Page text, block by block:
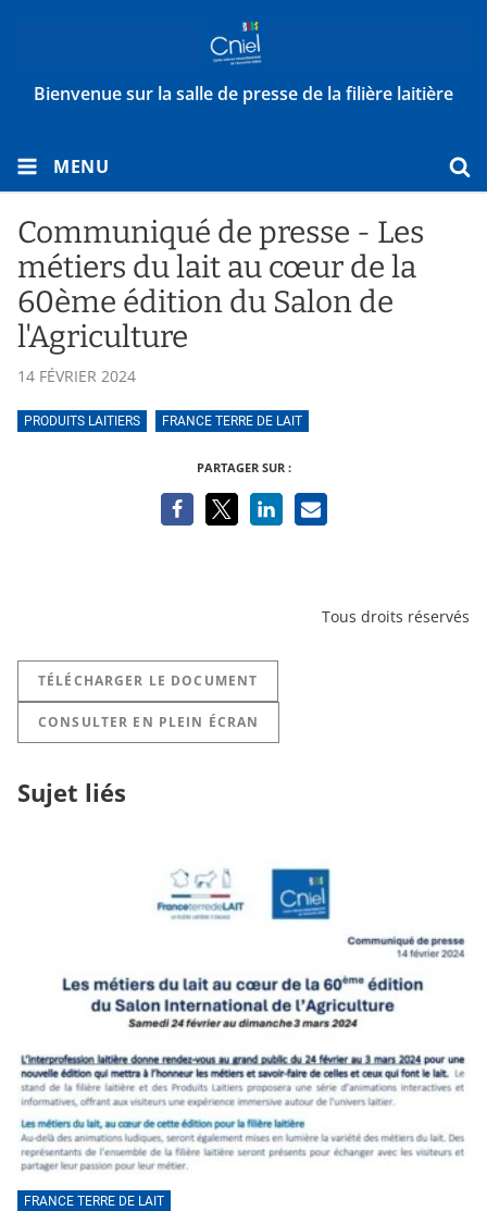
Bienvenue sur la salle de presse de la filière laitière
MENU
Communiqué de presse - Les
métiers du lait au cœur de la
60ème édition du Salon de
l'Agriculture
14 FÉVRIER 2024
PRODUITS LAITIERS FRANCE TERRE DE LAIT
PARTAGER SUR :
Tous droits réservés
TÉLÉCHARGER LE DOCUMENT
CONSULTER EN PLEIN ÉCRAN
Sujet liés
FRANCE TERRE DE LAIT